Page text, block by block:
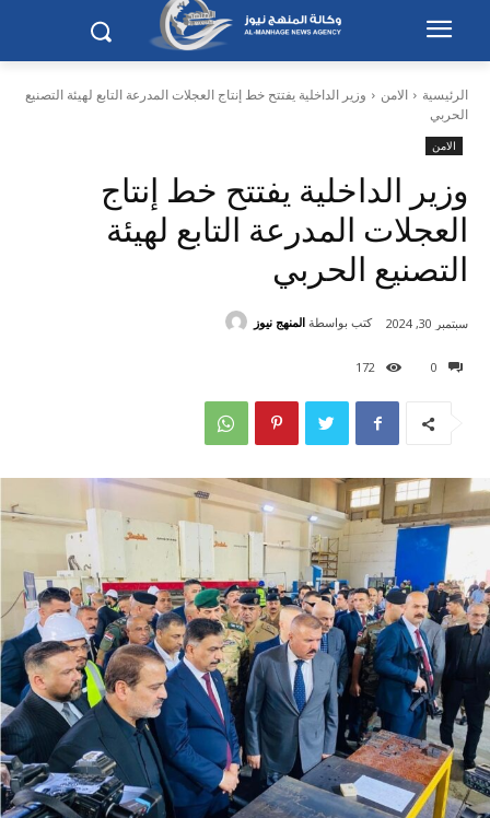
الرئيسية الامن
وزير الداخلية يفتتح خط إنتاج العجلات المدرعة التابع لهيئة التصنيع
الحربي
الامن
وزير الداخلية يفتتح خط إنتاج
العجلات المدرعة التابع لهيئة
التصنيع الحربي
0
172
سبتمبر 30, 2024 كتب بواسطة المنهج نيوز